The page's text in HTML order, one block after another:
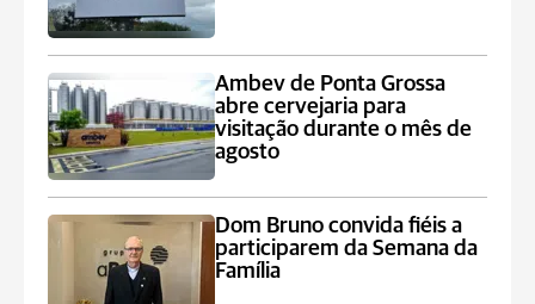
Ambev de Ponta Grossa
abre cervejaria para
visitação durante o mês de
agosto
Dom Bruno convida fiéis a
participarem da Semana da
Família